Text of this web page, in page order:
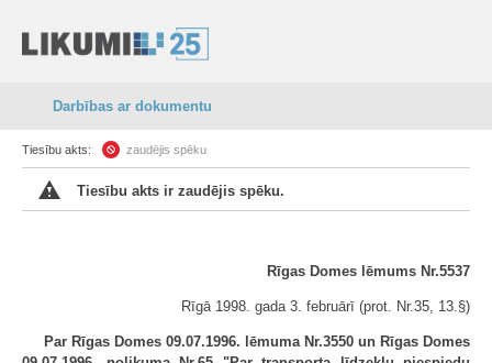
Darbības ar dokumentu
Tiesību akts: zaudējis spēku
Tiesību akts ir zaudējis spēku.
Rīgas Domes lēmums Nr.5537
Rīgā 1998. gada 3. februārī (prot. Nr.35, 13.§)
Par Rīgas Domes 09.07.1996. lēmuma Nr.3550 un Rīgas Domes